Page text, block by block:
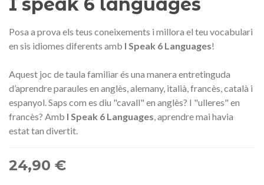
I speak 6 languages
Posa a prova els teus coneixements i millora el teu vocabulari
en sis idiomes diferents amb I Speak 6 Languages!
Aquest joc de taula familiar és una manera entretinguda
d’aprendre paraules en anglès, alemany, italià, francès, català i
espanyol. Saps com es diu "cavall" en anglès? I "ulleres" en
francès? Amb I Speak 6 Languages, aprendre mai havia
estat tan divertit.
24,90 €